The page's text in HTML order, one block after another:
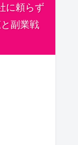
に頼らず
副業戦